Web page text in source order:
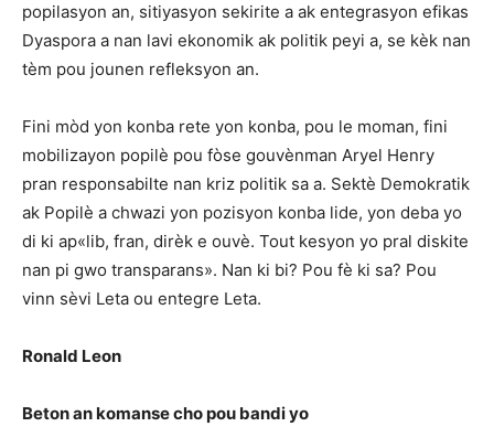
popilasyon an, sitiyasyon sekirite a ak entegrasyon efikas
Dyaspora a nan lavi ekonomik ak politik peyi a, se kèk nan
tèm pou jounen refleksyon an.
Fini mòd yon konba rete yon konba, pou le moman, fini
mobilizayon popilè pou fòse gouvènman Aryel Henry
pran responsabilte nan kriz politik sa a. Sektè Demokratik
ak Popilè a chwazi yon pozisyon konba lide, yon deba yo
di ki ap«lib, fran, dirèk e ouvè. Tout kesyon yo pral diskite
nan pi gwo transparans». Nan ki bi? Pou fè ki sa? Pou
vinn sèvi Leta ou entegre Leta.
Ronald Leon
Beton an komanse cho pou bandi yo